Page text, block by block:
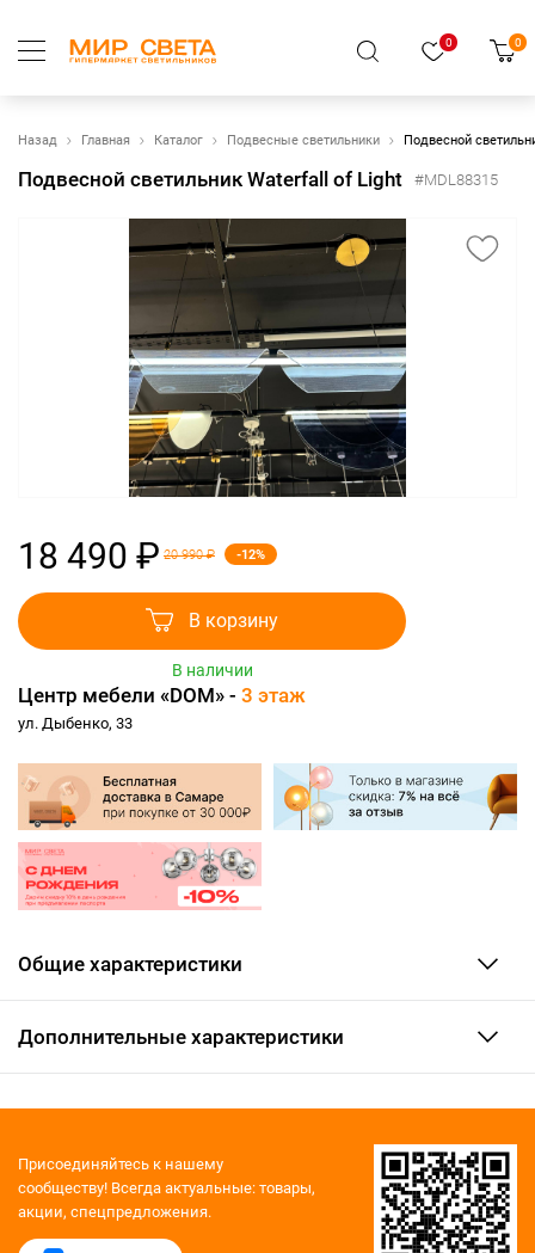
0 0
Назад Главная Каталог Подвесные светильники Подвесной
Подвесной светильник Waterfall of Light #MDL88315
18 490 ₽ 20 990 ₽ -12%
В корзину
В наличии
Центр мебели «DOM» - 3 этаж
ул. Дыбенко, 33
Общие характеристики
Дополнительные характеристики
Присоединяйтесь к нашему
сообществу! Всегда актуальные: товары,
акции, спецпредложения.